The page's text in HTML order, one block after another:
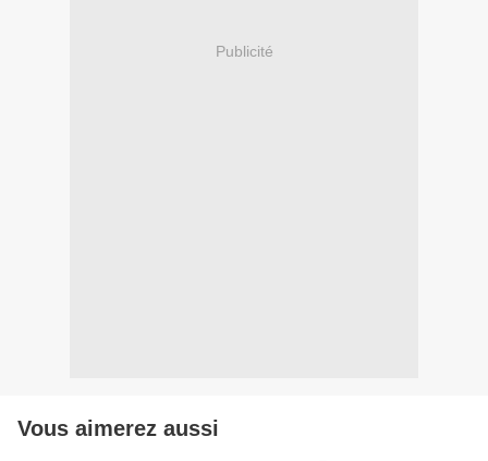
Publicité
Vous aimerez aussi